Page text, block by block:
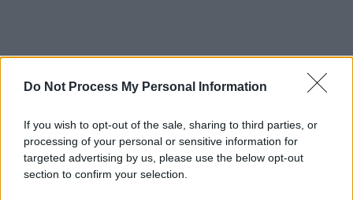
Do Not Process My Personal Information
If you wish to opt-out of the sale, sharing to third parties, or
processing of your personal or sensitive information for
targeted advertising by us, please use the below opt-out
section to confirm your selection.